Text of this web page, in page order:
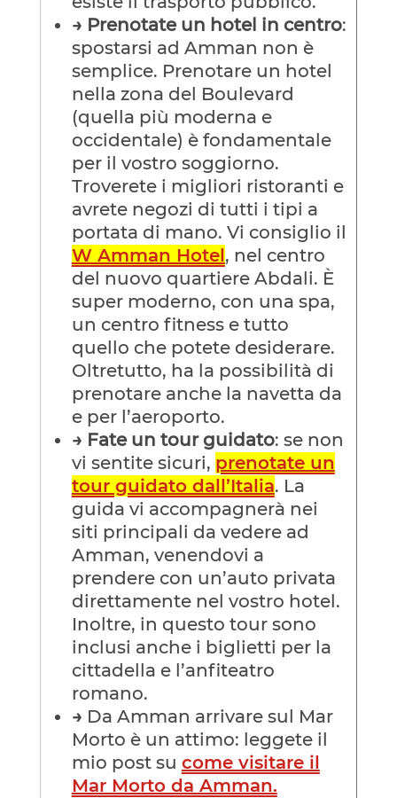
→ Prenotate un hotel in centro:
spostarsi ad Amman non è
semplice. Prenotare un hotel
nella zona del Boulevard
(quella più moderna e
occidentale) è fondamentale
per il vostro soggiorno.
Troverete i migliori ristoranti e
avrete negozi di tutti i tipi a
portata di mano. Vi consiglio il
W Amman Hotel , nel centro
del nuovo quartiere Abdali. È
super moderno, con una spa,
un centro fitness e tutto
quello che potete desiderare.
Oltretutto, ha la possibilità di
prenotare anche la navetta da
e per l’aeroporto.
→ Fate un tour guidato: se non
vi sentite sicuri, prenotate un
tour guidato dall’Italia. La
guida vi accompagnerà nei
siti principali da vedere ad
Amman, venendovi a
prendere con un’auto privata
direttamente nel vostro hotel.
Inoltre, in questo tour sono
inclusi anche i biglietti per la
cittadella e l’anfiteatro
romano.
→ Da Amman arrivare sul Mar
Morto è un attimo: leggete il
mio post su come visitare il
Mar Morto da Amman.